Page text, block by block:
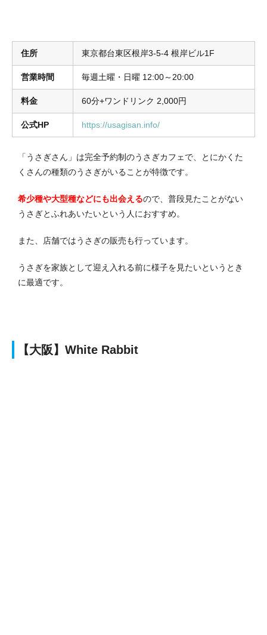
住所 東京都台東区根岸3-5-4 根岸ビル1F
営業時間 毎週土曜・日曜 12:00～20:00
料金 60分+ワンドリンク 2,000円
公式HP https://usagisan.info/
「うさぎさん」は完全予約制のうさぎカフェで、とにかくた
くさんの種類のうさぎがいることが特徴です。
希少種や大型種などにも出会えるので、普段見たことがない
うさぎとふれあいたいという人におすすめ。
また、店舗ではうさぎの販売も行っています。
うさぎを家族として迎え入れる前に様子を見たいというとき
に最適です。
【大阪】White Rabbit